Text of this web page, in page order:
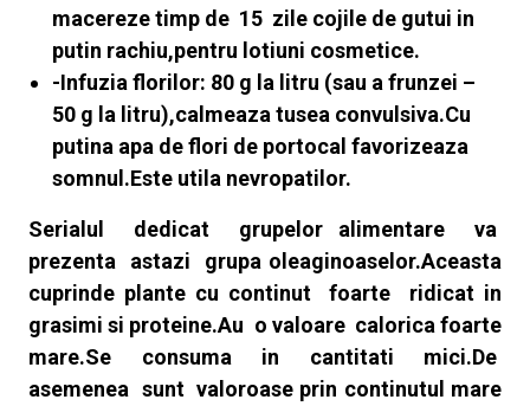
macereze timp de 15 zile cojile de gutui in
putin rachiu,pentru lotiuni cosmetice.
-Infuzia florilor: 80 g la litru (sau a frunzei –
50 g la litru),calmeaza tusea convulsiva.Cu
putina apa de flori de portocal favorizeaza
somnul.Este utila nevropatilor.
Serialul dedicat grupelor alimentare va
prezenta astazi grupa oleaginoaselor.Aceasta
cuprinde plante cu continut foarte ridicat in
grasimi si proteine.Au o valoare calorica foarte
mare.Se consuma in cantitati mici.De
asemenea sunt valoroase prin continutul mare